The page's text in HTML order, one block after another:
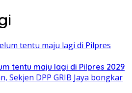
tentu maju lagi di Pilpres 2029